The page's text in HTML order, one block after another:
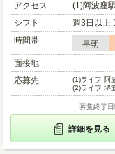
アクセス
(1)阿波座
シフト
週3日以上
時間帯
早朝
面接地
応募先
(1)ライフ 阿
(2)ライフ 堺
募集終了
詳細を見る